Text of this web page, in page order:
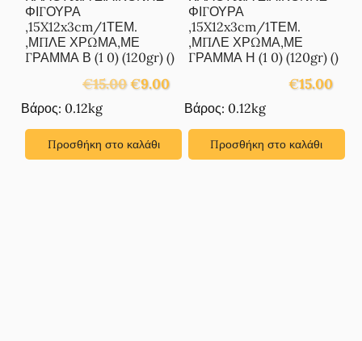
ΦΙΓΟΥΡΑ
,15X12x3cm/1ΤΕΜ.
,ΜΠΛΕ ΧΡΩΜΑ,ΜΕ
ΓΡΑΜΜΑ Β (1 0) (120gr) ()
€15.00 Original
€15.00.
€9.00Η
τιμή
είναι:
Βάρος: 0.12kg
Προσθήκη στο καλάθι
ΦΙΓΟΥΡΑ
,15X12x3cm/1ΤΕΜ.
,ΜΠΛΕ ΧΡΩΜΑ,ΜΕ
ΓΡΑΜΜΑ Η (1 0) (120gr) ()
€15.00
Βάρος: 0.12kg
Προσθήκη στο καλάθι